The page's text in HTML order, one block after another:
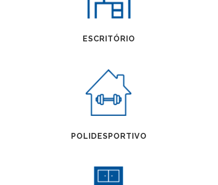
ESCRITÓRIO
POLIDESPORTIVO